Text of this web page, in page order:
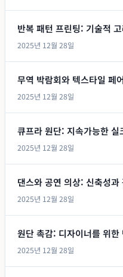
반복 패턴 프린팅: 기술적
2025년 12월 28일
무역 박람회와 텍스타일 페
2025년 12월 28일
큐프라 원단: 지속가능한 실
2025년 12월 28일
댄스와 공연 의상: 신축성과
2025년 12월 28일
원단 촉감: 디자이너를 위한
2025년 12월 28일